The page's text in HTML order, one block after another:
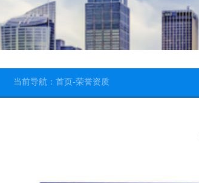
当前导航： 首页 -荣誉资质